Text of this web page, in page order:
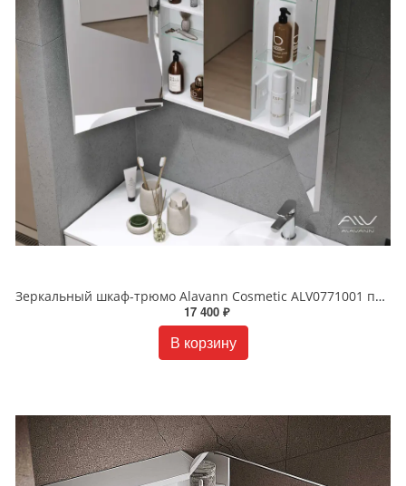
Зеркальный шкаф-трюмо Alavann Cosmetic ALV0771001 подвесной 75 см белый
17 400 ₽
В корзину